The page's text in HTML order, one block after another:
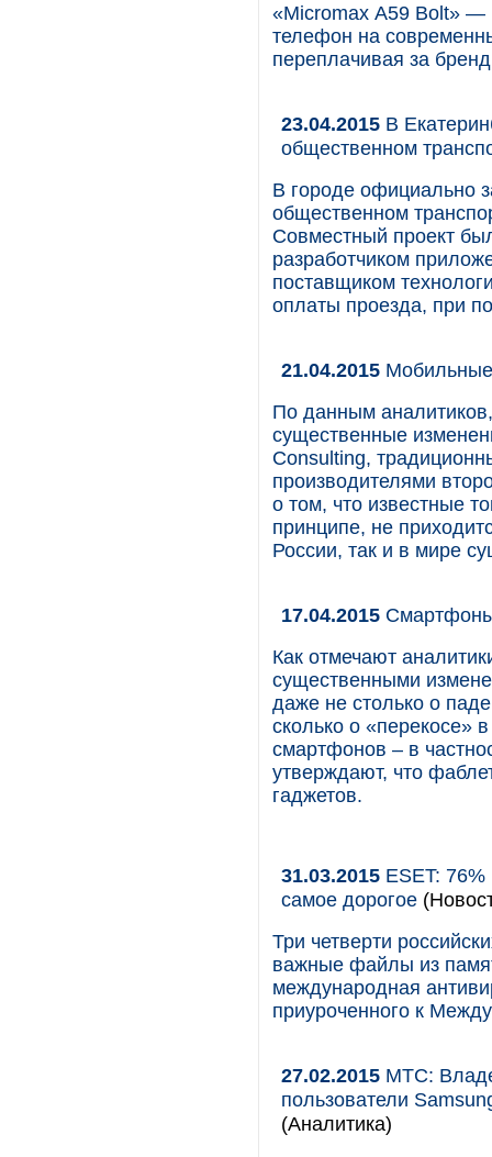
«Micromax А59 Bolt» —
телефон на
переплачивая за
23.04.2015 В
общественном
В городе официально
общественном
Совместный проект
разработчиком
поставщиком
оплаты проезда, при
21.04.2015 Мобильные
По данным
существенные
Consulting,
производителями
о том, что известные
принципе, не
России, так и в мире
17.04.2015
Как отмечают
существенными
даже не столько о
сколько о «перекосе»
смартфонов – в
утверждают, что
гаджетов.
31.03.2015 ESET:
самое дорогое
Три четверти
важные файлы из
международная
приуроченного к
27.02.2015 МТС:
пользователи
(Аналитика)